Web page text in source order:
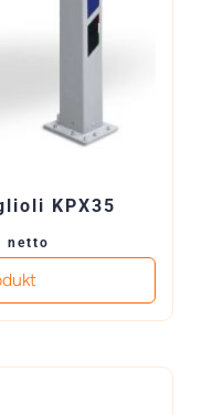
KPX35
netto